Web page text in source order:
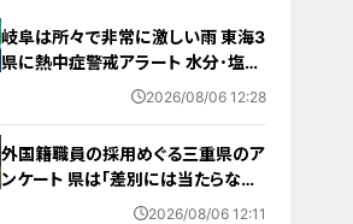
岐阜は所々で非常に激しい雨 東海3
県に熱中症警戒アラート 水分･塩分
補給など対策を 愛知･名古屋･岐阜･
2026/08/06 12:28
外国籍職員の採用めぐる三重県のア
ンケート 県は｢差別には当たらない｣
と示す方針 諮問機関は｢差別にあた
2026/08/06 12:11